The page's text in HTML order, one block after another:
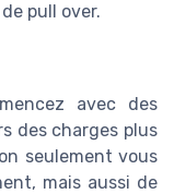
pull over.
avec des
des charges plus
seulement vous
mais aussi de